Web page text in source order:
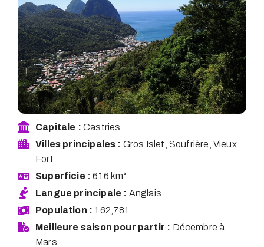
Capitale : Castries
Villes principales : Gros Islet, Soufrière, Vieux
Fort
Superficie : 616 km²
Langue principale : Anglais
Population : 162,781
Meilleure saison pour partir : Décembre à
Mars